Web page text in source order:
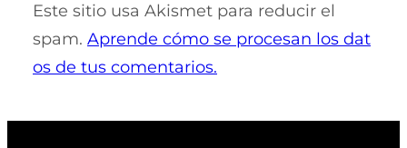
Este sitio usa Akismet para reducir el
spam. Aprende cómo se procesan los dat
os de tus comentarios.